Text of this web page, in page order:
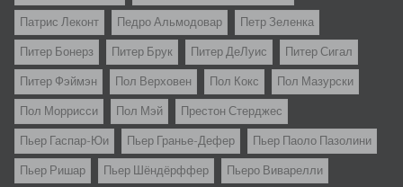
Патрис Леконт Педро Альмодовар Петр Зеленка
Питер Бонерз Питер Брук Питер ДеЛуис Питер Сигал
Питер Фэймэн Пол Верховен Пол Кокс Пол Мазурски
Пол Моррисси Пол Мэй Престон Стерджес
Пьер Гаспар-Юи Пьер Гранье-Дефер Пьер Паоло Пазолини
Пьер Ришар Пьер Шёндёрффер Пьеро Виварелли